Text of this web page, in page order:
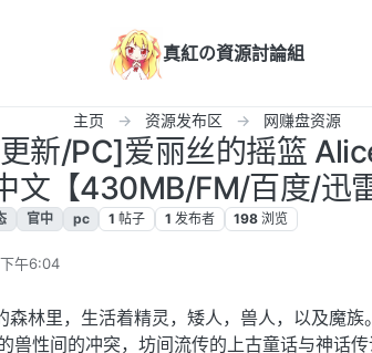
真紅の資源討論組
主页 资源发布区 网赚盘资源
新/PC]爱丽丝的摇篮
【430MB/FM/百度/迅雷
官中 pc 1 帖子 1 发布者 198 浏览
午6:04
林里，生活着精灵，矮人，兽人，以及魔族。
兽性间的冲突，坊间流传的上古童话与神话传